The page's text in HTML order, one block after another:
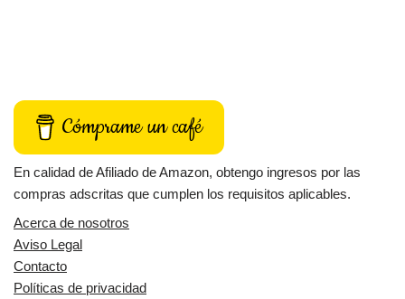
Cómprame un café
En calidad de Afiliado de Amazon, obtengo ingresos por las
compras adscritas que cumplen los requisitos aplicables.
Acerca de nosotros
Aviso Legal
Contacto
Políticas de privacidad